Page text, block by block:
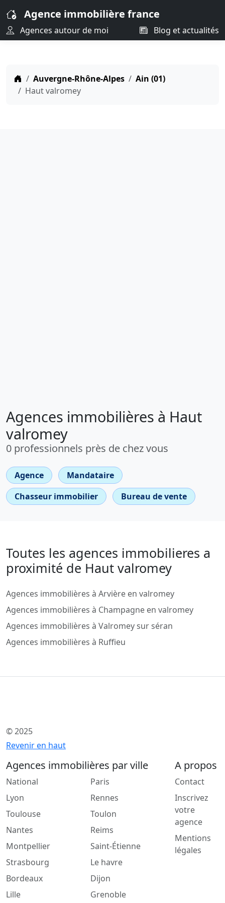
Agence immobilière france
Agences autour de moi Blog et actualités
Auvergne-Rhône-Alpes
Ain (01)
Haut valromey
Agences immobilières à Haut
valromey
0 professionnels près de chez vous
Agence
Mandataire
Chasseur immobilier
Bureau de vente
Toutes les agences immobilieres a
proximité de Haut valromey
Agences immobilières à Arvière en valromey
Agences immobilières à Champagne en valromey
Agences immobilières à Valromey sur séran
Agences immobilières à Ruffieu
© 2025
Revenir en haut
Agences immobilières par ville
National
Lyon
Toulouse
Nantes
Montpellier
Strasbourg
Bordeaux
Lille
Paris
Rennes
Toulon
Reims
Saint-Étienne
Le havre
Dijon
Grenoble
A propos
Contact
Inscrivez
votre
agence
Mentions
légales